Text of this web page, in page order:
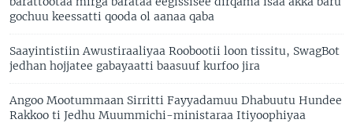
gochuu keessatti qooda ol aanaa qaba
Saayintistiin Awustiraaliyaa Roobootii loon tissitu, SwagBot
jedhan hojjatee gabayaatti baasuuf kurfoo jira
Angoo Mootummaan Sirritti Fayyadamuu Dhabuutu Hundee
Rakkoo ti Jedhu Muummichi-ministaraa Itiyoophiyaa